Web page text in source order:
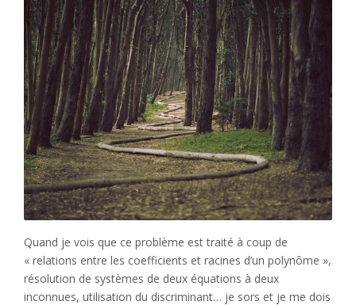
Quand je vois que ce problème est traité à coup de
« relations entre les coefficients et racines d’un polynôme »,
résolution de systèmes de deux équations à deux
inconnues, utilisation du discriminant… je sors et je me dois